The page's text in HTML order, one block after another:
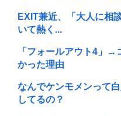
EXIT兼近、「大人に相
いて熱く...
「フォールアウト4」→
かった理由
なんでケンモメンって
してるの？